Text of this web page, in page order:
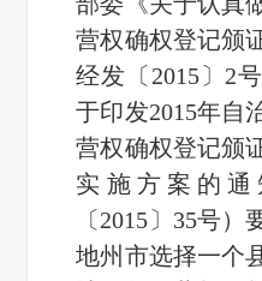
营权确权登记颁
经发〔2015〕2
于印发2015年自
营权确权登记颁
实施方案的
〔2015〕35号
地州市选择一个